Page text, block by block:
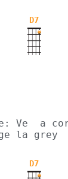
D7
Ve  a
la grey
D7